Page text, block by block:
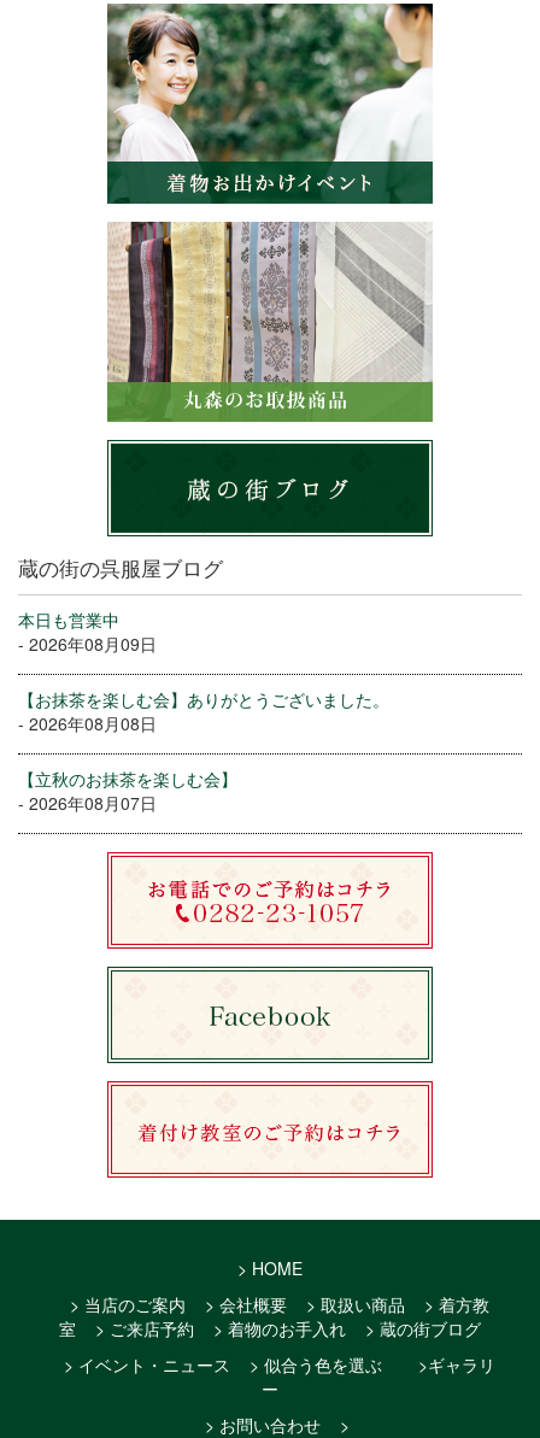
蔵の街の呉服屋ブログ
本日も営業中
- 2026年08月09日
【お抹茶を楽しむ会】ありがとうございました。
- 2026年08月08日
【立秋のお抹茶を楽しむ会】
- 2026年08月07日
> HOME
> 当店のご案内
> 会社概要 > 取扱い商品
> 着方教
室
> ご来店予約 > 着物のお手入れ
> 蔵の街ブログ
> イベント・ニュース
> 似合う色を選ぶ
>ギャラリ
ー
> お問い合わせ
>